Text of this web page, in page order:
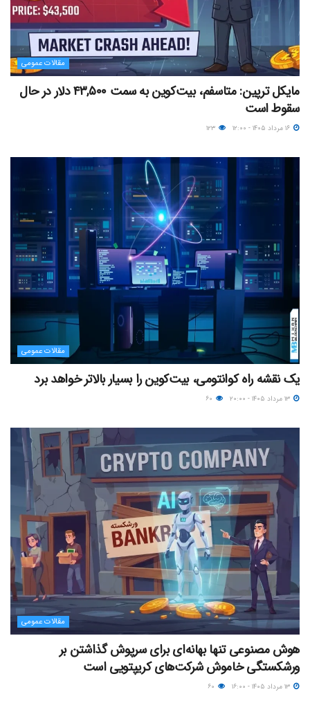
مقالات عمومی
مایکل ترپین: متاسفم، بیت‌کوین به سمت ۴۳,۵۰۰ دلار در حال
سقوط است
مقالات عمومی
یک نقشه راه کوانتومی، بیت‌کوین را بسیار بالاتر خواهد برد
مقالات عمومی
هوش مصنوعی تنها بهانه‌ای برای سرپوش گذاشتن بر
ورشکستگی خاموش شرکت‌های کریپتویی است